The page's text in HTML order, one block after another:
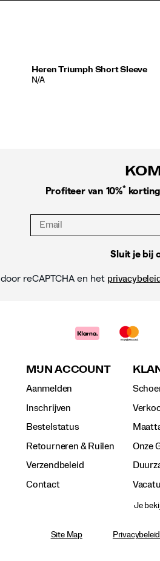
Heren Triumph Short Sleeve
PRIJS
N/A
Profiteer van 10%*
Sluit je bij
reCAPTCHA en het
MIJN ACCOUNT
Aanmelden
Inschrijven
Bestelstatus
Retourneren & Ruilen
Verzendbeleid
Contact
Onze
Je
Site Map Privacybeleid